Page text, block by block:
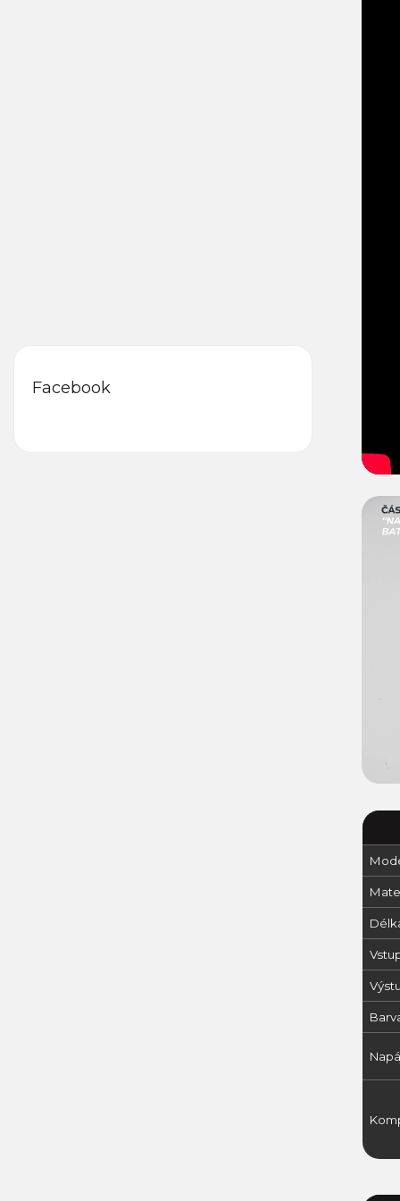
Facebook